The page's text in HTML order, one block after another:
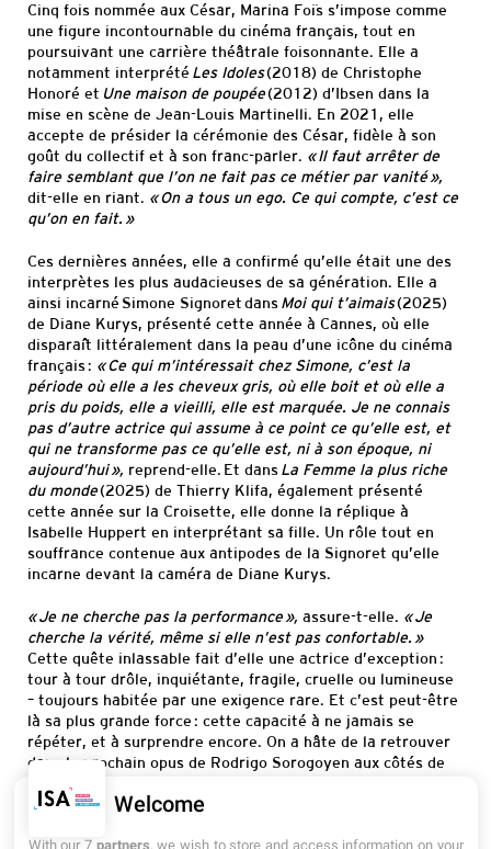
Cinq fois nommée aux César, Marina Foïs s’impose comme
une figure incontournable du cinéma français, tout en
poursuivant une carrière théâtrale foisonnante. Elle a
notamment interprété Les Idoles(2018) de Christophe
Honoré et Une maison de poupée(2012) d’Ibsen dans la
mise en scène de Jean-Louis Martinelli. En 2021, elle
accepte de présider la cérémonie des César, fidèle à son
goût du collectif et à son franc-parler. « Il faut arrêter de
faire semblant que l’on ne fait pas ce métier par vanité »,
dit-elle en riant. « On a tous un ego. Ce qui compte, c’est ce
qu’on en fait. »
Ces dernières années, elle a confirmé qu’elle était une des
interprètes les plus audacieuses de sa génération. Elle a
ainsi incarné Simone Signoret dansMoi qui t’aimais(2025)
de Diane Kurys, présenté cette année à Cannes, où elle
disparaît littéralement dans la peau d’une icône du cinéma
français : «Ce qui m’intéressait chez Simone, c’est la
période où elle a les cheveux gris, où elle boit et où elle a
pris du poids, elle a vieilli, elle est marquée. Je ne connais
pas d’autre actrice qui assume à ce point ce qu’elle est, et
qui ne transforme pas ce qu’elle est, ni à son époque, ni
aujourd’hui », reprend-elle. Et dansLa Femme la plus riche
du monde(2025) de Thierry Klifa, également présenté
cette année sur la Croisette, elle donne la réplique à
Isabelle Huppert en interprétant sa fille. Un rôle tout en
souffrance contenue aux antipodes de la Signoret qu’elle
incarne devant la caméra de Diane Kurys.
« Je ne cherche pas la performance », assure-t-elle. « Je
cherche la vérité, même si elle n’est pas confortable. »
Cette quête inlassable fait d’elle une actrice d’exception :
tour à tour drôle, inquiétante, fragile, cruelle ou lumineuse
– toujours habitée par une exigence rare. Et c’est peut-être
là sa plus grande force : cette capacité à ne jamais se
répéter, et à surprendre encore. On a hâte de la retrouver
dans le prochain opus de Rodrigo Sorogoyen aux côtés de
Javier Bardem.
Welcome
With our 7 partners, we wish to store and access information on your